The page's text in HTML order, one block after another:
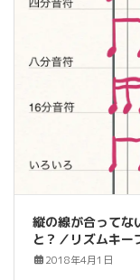
縦の線が合ってな
と？／リズムキー
2018年4月1日